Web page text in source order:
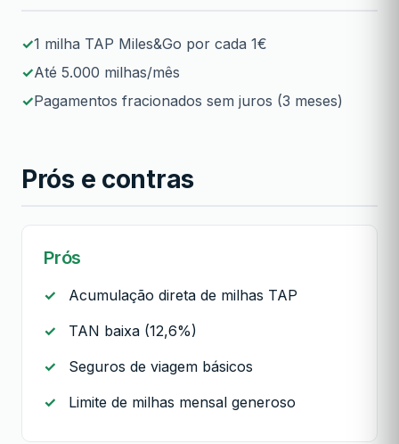
1 milha TAP Miles&Go por cada 1€
Até 5.000 milhas/mês
Pagamentos fracionados sem juros (3 meses)
Prós e contras
Prós
Acumulação direta de milhas TAP
TAN baixa (12,6%)
Seguros de viagem básicos
Limite de milhas mensal generoso